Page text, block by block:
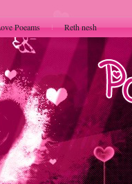
Poeams Reth nesh